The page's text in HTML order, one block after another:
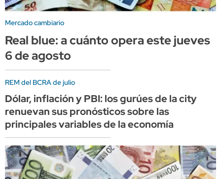
Mercado cambiario
Real blue: a cuánto opera este jueves
6 de agosto
REM del BCRA de julio
Dólar, inflación y PBI: los gurúes de la city
renuevan sus pronósticos sobre las
principales variables de la economía